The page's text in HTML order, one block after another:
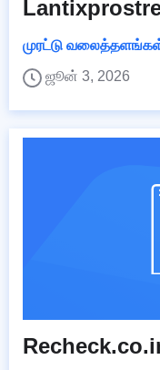
முரட்டு
ஜூன் 3, 2026